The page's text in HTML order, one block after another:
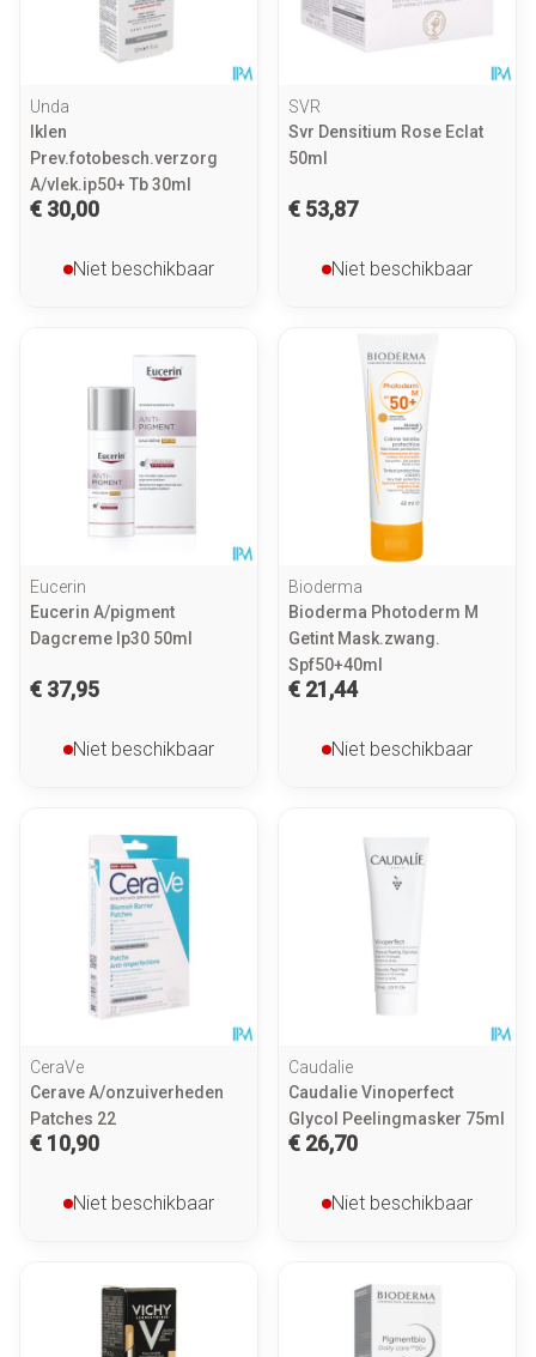
Unda
Iklen
Prev.fotobesch.verzorg
A/vlek.ip50+ Tb 30ml
€ 30,00
Niet beschikbaar
SVR
Svr Densitium Rose Eclat
50ml
€ 53,87
Niet beschikbaar
Eucerin
Eucerin A/pigment
Dagcreme Ip30 50ml
€ 37,95
Niet beschikbaar
Bioderma
Bioderma Photoderm M
Getint Mask.zwang.
Spf50+40ml
€ 21,44
Niet beschikbaar
CeraVe
Cerave A/onzuiverheden
Patches 22
€ 10,90
Niet beschikbaar
Caudalie
Caudalie Vinoperfect
Glycol Peelingmasker 75ml
€ 26,70
Niet beschikbaar